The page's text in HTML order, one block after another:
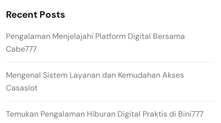
Recent Posts
Pengalaman Menjelajahi Platform Digital Bersama
Cabe777
Mengenal Sistem Layanan dan Kemudahan Akses
Casaslot
Temukan Pengalaman Hiburan Digital Praktis di Bini777